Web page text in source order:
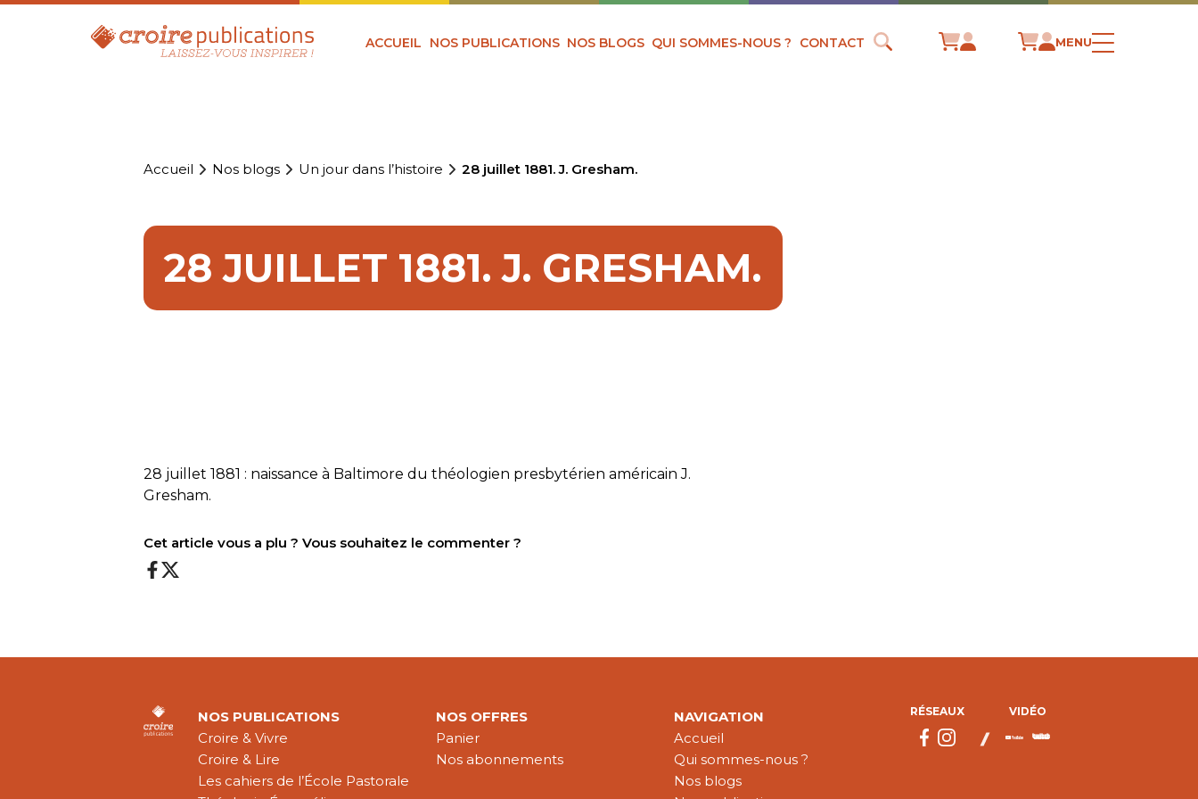
ACCUEIL NOS PUBLICATIONS NOS BLOGS QUI SOMMES-NOUS ? CONTACT MENU
Accueil Nos blogs Un jour dans l’histoire 28 juillet 1881. J. Gresham.
28 JUILLET 1881. J. GRESHAM.
28 juillet 1881 : naissance à Baltimore du théologien presbytérien américain J.
Gresham.
Cet article vous a plu ? Vous souhaitez le commenter ?
NOS PUBLICATIONS
Croire & Vivre
Croire & Lire
Les cahiers de l’École Pastorale
NOS OFFRES
Panier
Nos abonnements
NAVIGATION
Accueil
Qui sommes-nous ?
Nos blogs
RÉSEAUX VIDÉO